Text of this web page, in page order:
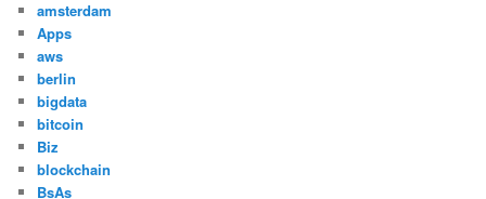
amsterdam
Apps
aws
berlin
bigdata
bitcoin
Biz
blockchain
BsAs